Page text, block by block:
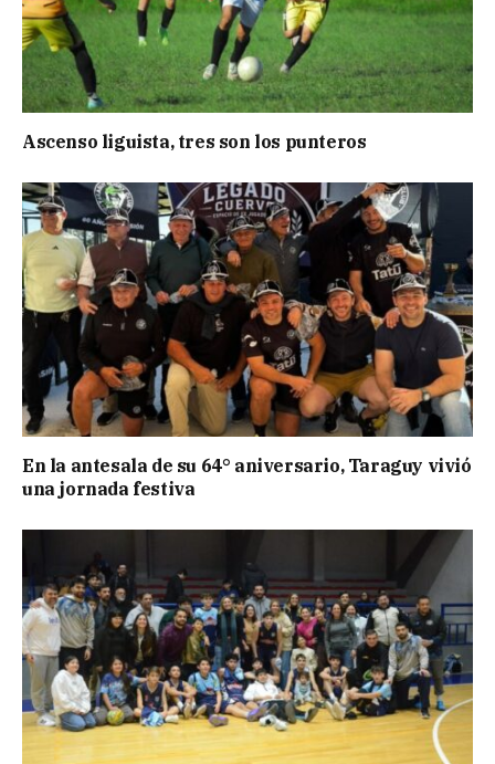
Ascenso liguista, tres son los punteros
En la antesala de su 64° aniversario, Taraguy vivió
una jornada festiva